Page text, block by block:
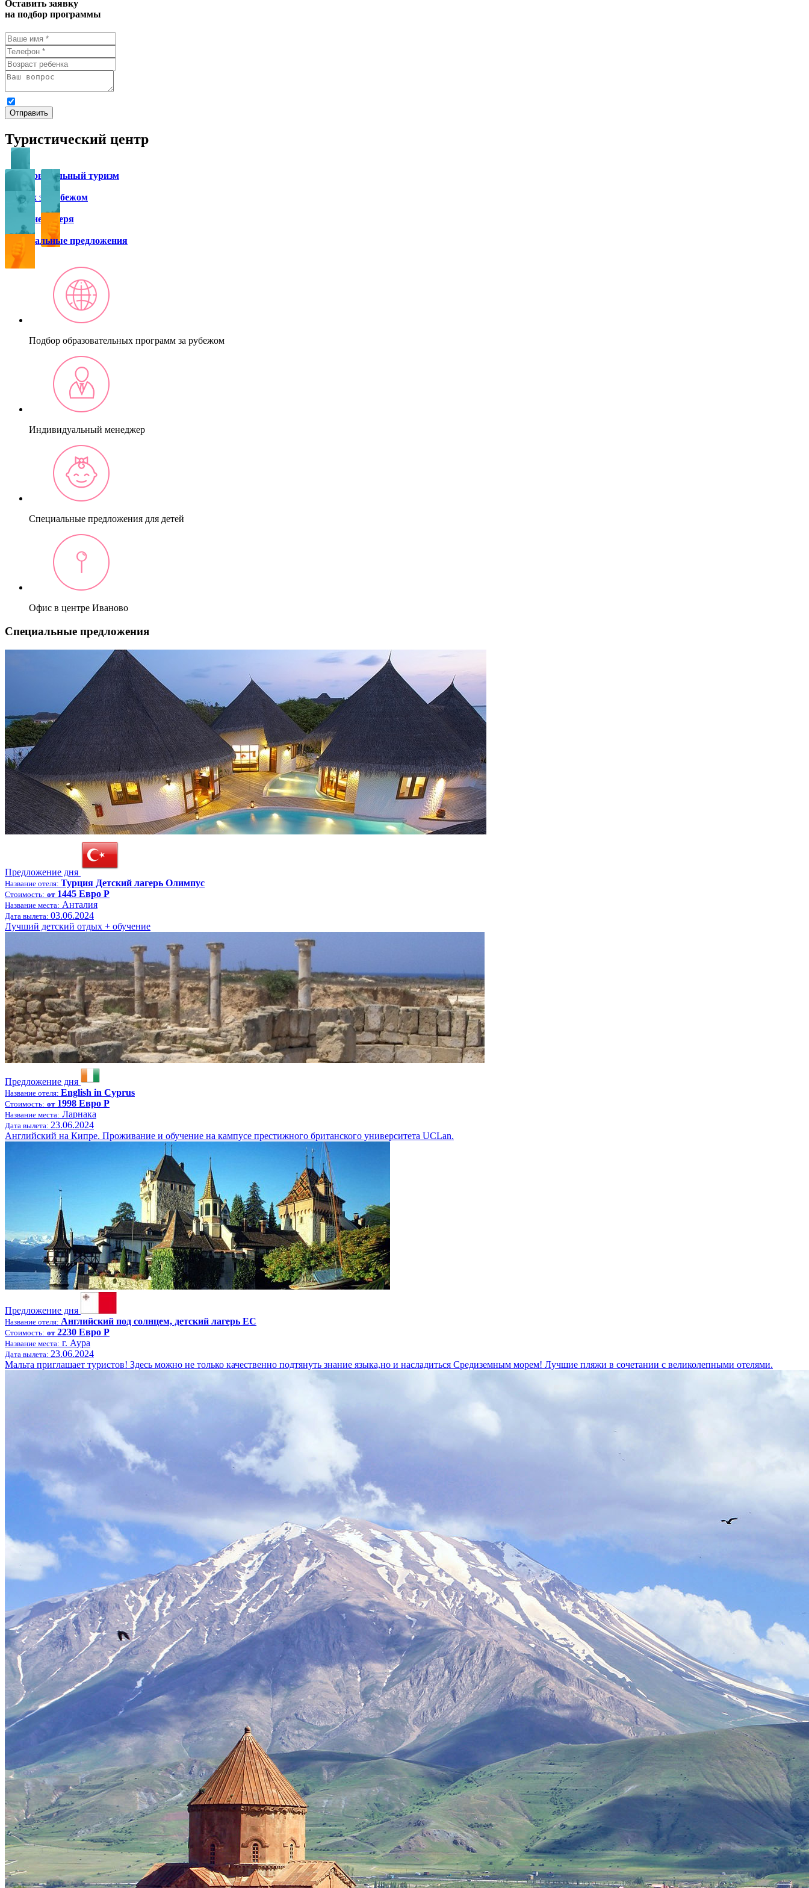
Оставить заявку
на подбор программы
Отправить
Туристический центр
Образовательный туризм
Отдых за рубежом
Детские лагеря
Специальные предложения
Подбор образовательных программ за рубежом
Индивидуальный менеджер
Специальные предложения для детей
Офис в центре Иваново
Специальные предложения
Предложение дня
Название отеля: Турция Детский лагерь Олимпус
Стоимость: от1445 Евро Р
Название места: Анталия
Дата вылета: 03.06.2024
Лучший детский отдых + обучение
Предложение дня
Название отеля: English in Cyprus
Стоимость: от1998 Евро Р
Название места: Ларнака
Дата вылета: 23.06.2024
Английский на Кипре. Проживание и обучение на кампусе престижного британского университета UCLan.
Предложение дня
Название отеля: Английский под солнцем, детский лагерь ЕС
Стоимость: от2230 Евро Р
Название места: г. Аура
Дата вылета: 23.06.2024
Мальта приглашает туристов! Здесь можно не только качественно подтянуть знание языка,но и насладиться Средиземным морем! Лучшие пляжи в сочетании с великолепными отелями.